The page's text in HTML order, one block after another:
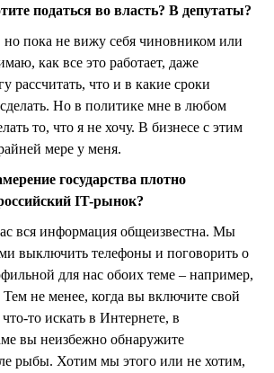
податься во власть? В депутаты?
пока не вижу себя чиновником или
как все это работает, даже
рассчитать, что и в какие сроки
Но в политике мне в любом
то, что я не хочу. В бизнесе с этим
мере у меня.
государства плотно
IT-рынок?
вся информация общеизвестна. Мы
выключить телефоны и поговорить о
для нас обоих теме – например,
не менее, когда вы включите свой
то искать в Интернете, в
вы неизбежно обнаружите
рыбы. Хотим мы этого или не хотим,